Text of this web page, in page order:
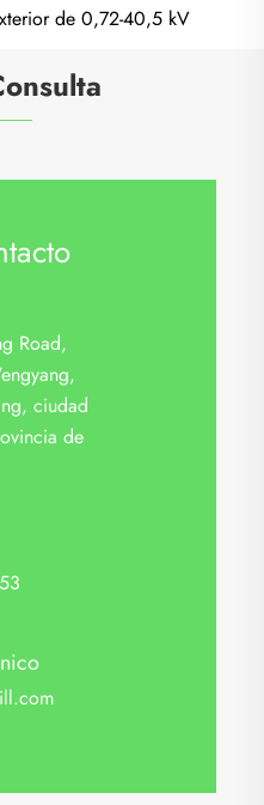
de 0,72-40,5 kV
Road,
ciudad
de